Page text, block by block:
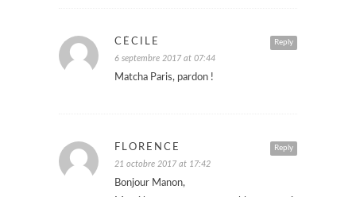
Reply
CÉCILE
6 septembre 2017 at 07:44
Matcha Paris, pardon !
Reply
FLORENCE
21 octobre 2017 at 17:42
Bonjour Manon,